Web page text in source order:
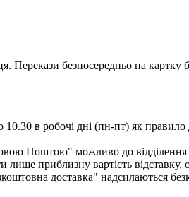
безпосередньо на картку
в робочі дні (пн-пт) як
Поштою" можливо до
приблизну вартість відставку,
доставка" надсилаються